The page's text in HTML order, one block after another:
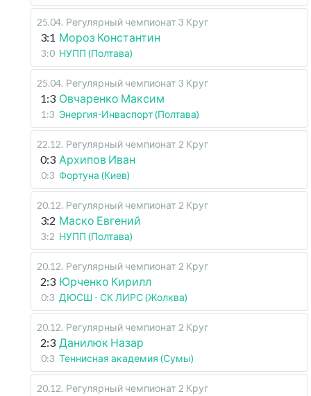
25.04. Регулярный чемпионат 3 Круг
3:1 Мороз Константин
3:0 НУПП (Полтава)
25.04. Регулярный чемпионат 3 Круг
1:3 Овчаренко Максим
1:3 Энергия-Инваспорт (Полтава)
22.12. Регулярный чемпионат 2 Круг
0:3 Архипов Иван
0:3 Фортуна (Киев)
20.12. Регулярный чемпионат 2 Круг
3:2 Маско Евгений
3:2 НУПП (Полтава)
20.12. Регулярный чемпионат 2 Круг
2:3 Юрченко Кирилл
0:3 ДЮСШ - СК ЛИРС (Жолква)
20.12. Регулярный чемпионат 2 Круг
2:3 Данилюк Назар
0:3 Теннисная академия (Сумы)
20.12. Регулярный чемпионат 2 Круг